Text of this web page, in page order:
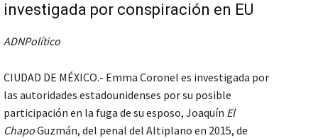
investigada por conspiración en EU
ADNPolítico
CIUDAD DE MÉXICO.- Emma Coronel es investigada por
las autoridades estadounidenses por su posible
participación en la fuga de su esposo, Joaquín El
ChapoGuzmán, del penal del Altiplano en 2015, de